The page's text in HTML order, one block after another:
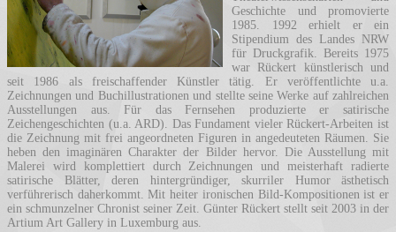
Geschichte und promovierte
1985. 1992 erhielt er ein
Stipendium des Landes NRW
für Druckgrafik. Bereits 1975
war Rückert künstlerisch und
seit 1986 als freischaffender Künstler tätig. Er veröffentlichte u.a.
Zeichnungen und Buchillustrationen und stellte seine Werke auf zahlreichen
Ausstellungen aus. Für das Fernsehen produzierte er satirische
Zeichengeschichten (u.a. ARD). Das Fundament vieler Rückert-Arbeiten ist
die Zeichnung mit frei angeordneten Figuren in angedeuteten Räumen. Sie
heben den imaginären Charakter der Bilder hervor. Die Ausstellung mit
Malerei wird komplettiert durch Zeichnungen und meisterhaft radierte
satirische Blätter, deren hintergründiger, skurriler Humor ästhetisch
verführerisch daherkommt. Mit heiter ironischen Bild-Kompositionen ist er
ein schmunzelner Chronist seiner Zeit. Günter Rückert stellt seit 2003 in der
Artium Art Gallery in Luxemburg aus.